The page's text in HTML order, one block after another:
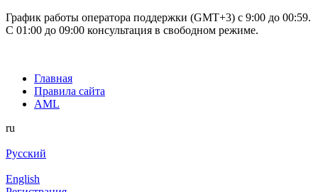
График работы оператора поддержки (GMT+3) c 9:00 до 00:59.
С 01:00 до 09:00 консультация в свободном режиме.
Главная
Правила сайта
AML
ru
Русский
English